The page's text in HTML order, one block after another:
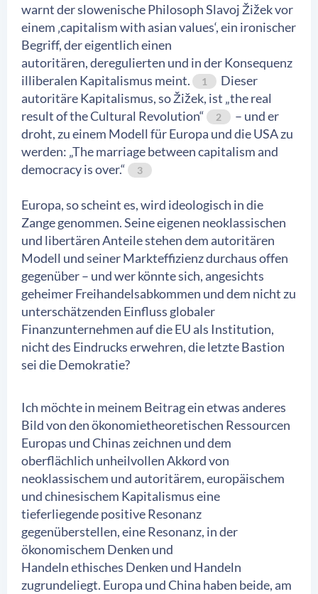
warnt der slowenische Philosoph Slavoj Žižek vor
einem ‚capitalism with asian values‘, ein ironischer
Begriff, der eigentlich einen
autoritären, deregulierten und in der Konsequenz
illiberalen Kapitalismus meint.
1
Dieser
autoritäre Kapitalismus, so Žižek, ist „the real
result of the Cultural Revolution“
2
– und er
droht, zu einem Modell für Europa und die USA zu
werden: „The marriage between capitalism and
democracy is over.“
3
Europa, so scheint es, wird ideologisch in die
Zange genommen. Seine eigenen neoklassischen
und libertären Anteile stehen dem autoritären
Modell und seiner Markteffizienz durchaus offen
gegenüber – und wer könnte sich, angesichts
geheimer Freihandelsabkommen und dem nicht zu
unterschätzenden Einfluss globaler
Finanzunternehmen auf die EU als Institution,
nicht des Eindrucks erwehren, die letzte Bastion
sei die Demokratie?
Ich möchte in meinem Beitrag ein etwas anderes
Bild von den ökonomietheoretischen Ressourcen
Europas und Chinas zeichnen und dem
oberflächlich unheilvollen Akkord von
neoklassischem und autoritärem, europäischem
und chinesischem Kapitalismus eine
tieferliegende positive Resonanz
gegenüberstellen, eine Resonanz, in der
ökonomischem Denken und
Handeln ethisches Denken und Handeln
zugrundeliegt. Europa und China haben beide, am